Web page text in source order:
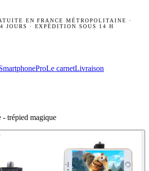
EN FRANCE MÉTROPOLITAINE ·
JOURS · EXPÉDITION SOUS 14 H
ProLe carnetLivraison
- trépied magique